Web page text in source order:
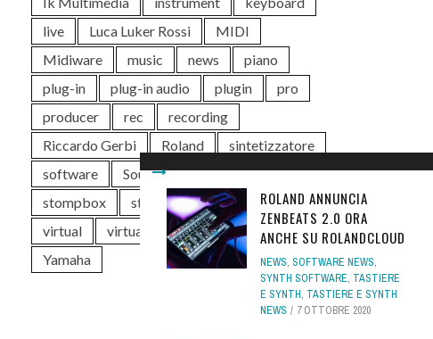
ROLAND ANNUNCIA
ZENBEATS 2.0 ORA
ANCHE SU ROLANDCLOUD
NEWS, SOFTWARE NEWS,
SYNTH SOFTWARE, TASTIERE
E SYNTH, TASTIERE E SYNTH
NEWS
7 OTTOBRE 2020
live
Luca Luker Rossi
MIDI
Midiware
music news
piano
plug-in
plug-in audio plugin
pro
producer
rec
recording
Riccardo Gerbi
Roland
sintetizzatore
software
Soundwave
Steinberg
stompbox
studio synth
tastiera
virtual
virtual instrument
VST
Yamaha